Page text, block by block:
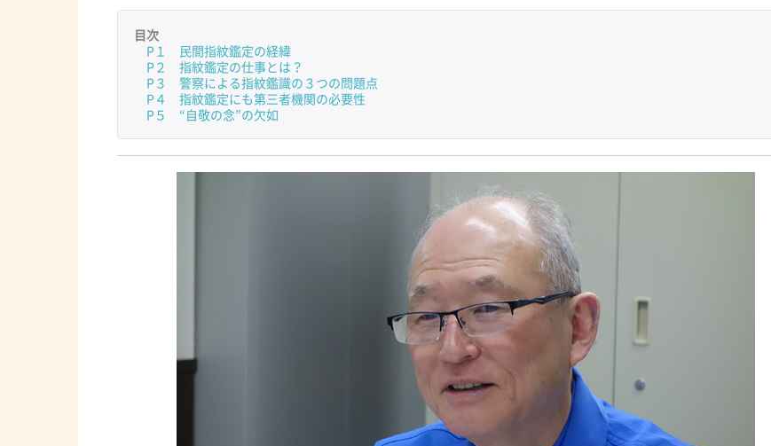
目次
P１ 民間指紋鑑定の経緯
P２ 指紋鑑定の仕事とは？
P３ 警察による指紋鑑識の３つの問題点
P４ 指紋鑑定にも第三者機関の必要性
P５ “自敬の念”の欠如